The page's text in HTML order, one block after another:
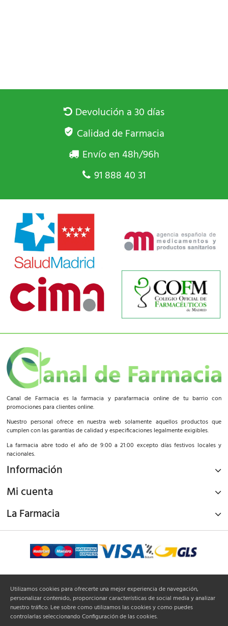
Devolución a 30 días
Calidad de Farmacia
Envío en 48h/96h
91 888 40 31
Canal de Farmacia es la farmacia y parafarmacia online de tu barrio con
promociones para clientes online.
Nuestro personal ofrece en nuestra web solamente aquellos productos que
cumplen con las garantías de calidad y especificaciones legalmente exigibles.
La farmacia abre todo el año de 9:00 a 21:00 excepto días festivos locales y
nacionales.
Información
Mi cuenta
La Farmacia
Utilizamos cookies para ofrecerte una mejor experiencia de navegación,
personalizar contenido, proporcionar características de social media y analizar
nuestro tráfico. Lee sobre como utilizamos las cookies y como puedes
controlarlas seleccionando Configuración de las cookies.